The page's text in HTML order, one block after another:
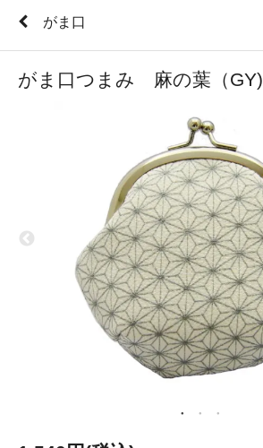
がま口
がま口つまみ 麻の葉（GY)